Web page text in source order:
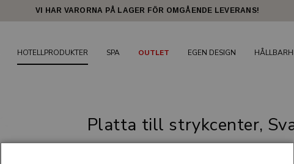
VI HAR VARORNA PÅ LAGER FÖR OMGÅENDE LEVERANS!
HOTELLPRODUKTER SPA OUTLET EGEN DESIGN
Platta till strykcenter,